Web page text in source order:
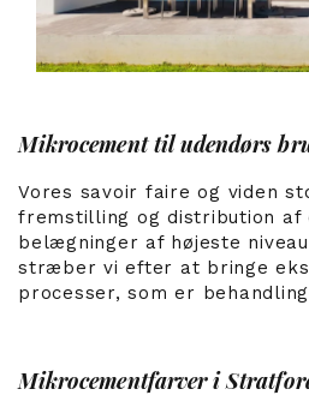
Mikrocement til udendørs
Vores savoir faire og viden
fremstilling og distribution af
belægninger af højeste
stræber vi efter at bringe
processer, som er
Mikrocementfarver i